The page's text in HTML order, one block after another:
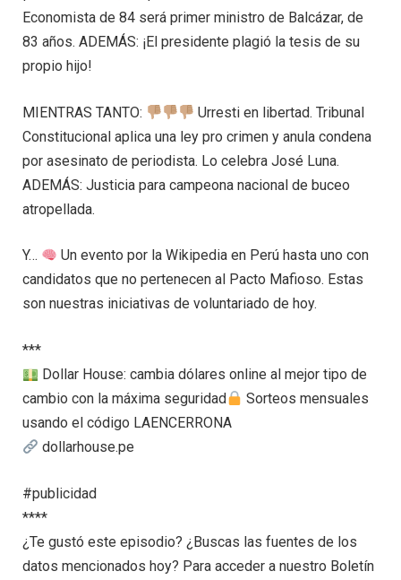
Economista de 84 será primer ministro de Balcázar, de
83 años. ADEMÁS: ¡El presidente plagió la tesis de su
propio hijo!
MIENTRAS TANTO:
Urresti en libertad. Tribunal
Constitucional aplica una ley pro crimen y anula condena
por asesinato de periodista. Lo celebra José Luna.
ADEMÁS: Justicia para campeona nacional de buceo
atropellada.
Y…
Un evento por la Wikipedia en Perú hasta uno con
candidatos que no pertenecen al Pacto Mafioso. Estas
son nuestras iniciativas de voluntariado de hoy.
***
Dollar House: cambia dólares online al mejor tipo de
cambio con la máxima seguridad
Sorteos mensuales
usando el código LAENCERRONA
dollarhouse.pe
#publicidad
****
¿Te gustó este episodio? ¿Buscas las fuentes de los
datos mencionados hoy? Para acceder a nuestro Boletín